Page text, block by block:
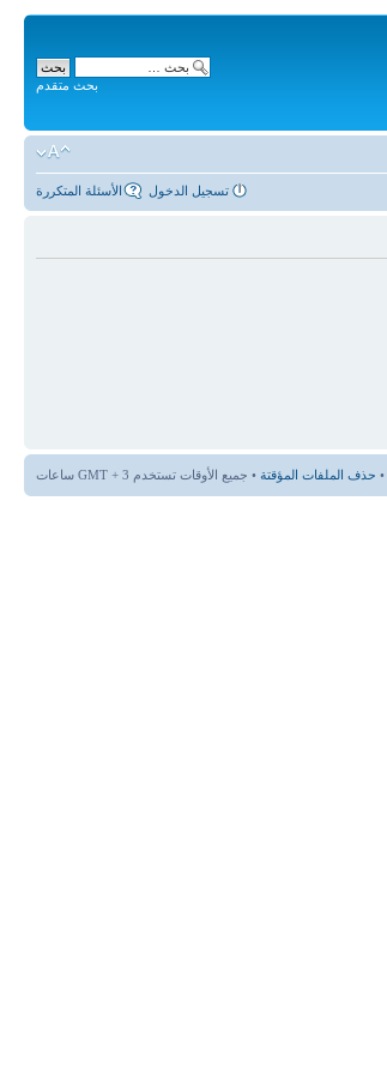
بحث متقدم
الأسئلة المتكررة تسجيل الدخول
• حذف الملفات المؤقتة • جميع الأوقات تستخدم GMT + 3 ساعات